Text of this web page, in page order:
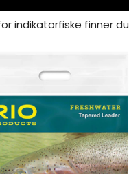
indikatorfiske finner du